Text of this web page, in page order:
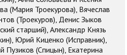
(Мария Троекурова), Вячеслав
(Троекуров), Денис Зыков
старший), Александр Князь
Юрий Киценко (Исправник),
Пузиков (Спицын), Екатерина